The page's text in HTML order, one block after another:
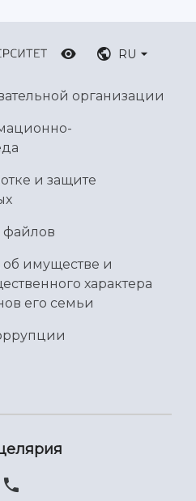
организации
RU
организации
и защите
файлов
об имуществе и
характера
его семьи